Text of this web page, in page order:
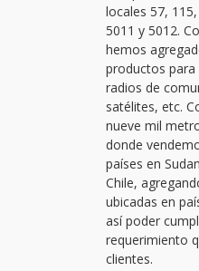
locales 57,
5011 y 5012.
hemos
productos para
radios de
satélites, etc.
nueve mil
donde
países en
Chile,
ubicadas en
así poder
requerimiento
clientes.